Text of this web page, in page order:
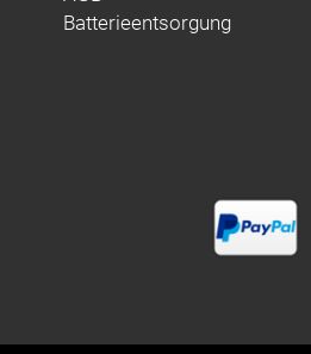
Batterieentsorgung